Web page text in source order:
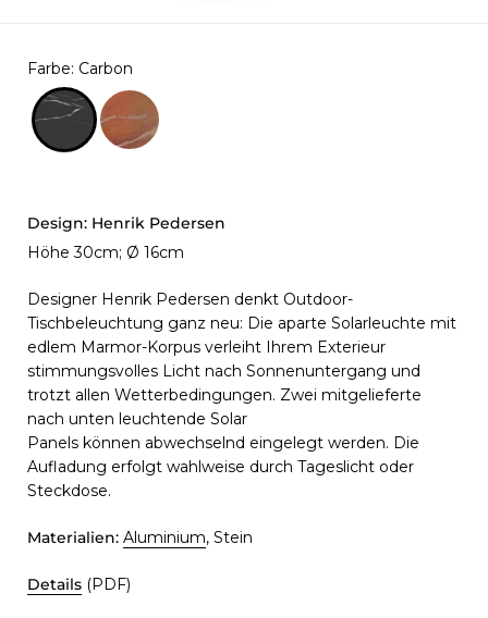
Farbe: Carbon
Design: Henrik Pedersen
Höhe 30cm; Ø 16cm
Designer Henrik Pedersen denkt Outdoor-
Tischbeleuchtung ganz neu: Die aparte Solarleuchte mit
edlem Marmor-Korpus verleiht Ihrem Exterieur
stimmungsvolles Licht nach Sonnenuntergang und
trotzt allen Wetterbedingungen. Zwei mitgelieferte
nach unten leuchtende Solar
Panels können abwechselnd eingelegt werden. Die
Aufladung erfolgt wahlweise durch Tageslicht oder
Steckdose.
Materialien: Aluminium, Stein
Details (PDF)